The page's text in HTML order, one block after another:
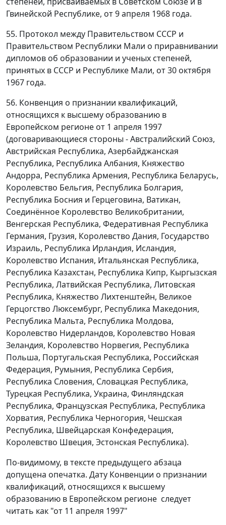
Гвинейской Республике, от 9 апреля 1968 года.
55. Протокол между Правительством СССР и
Правительством Республики Мали о приравнивании
дипломов об образовании и ученых степеней,
принятых в СССР и Республике Мали, от 30 октября
1967 года.
56. Конвенция о признании квалификаций,
относящихся к высшему образованию в
Европейском регионе от 1 апреля 1997
(договаривающиеся стороны - Австралийский Союз,
Австрийская Республика, Азербайджанская
Республика, Республика Албания, Княжество
Андорра, Республика Армения, Республика Беларусь,
Королевство Бельгия, Республика Болгария,
Республика Босния и Герцеговина, Ватикан,
Соединённое Королевство Великобритании,
Венгерская Республика, Федеративная Республика
Германия, Грузия, Королевство Дания, Государство
Израиль, Республика Ирландия, Исландия,
Королевство Испания, Итальянская Республика,
Республика Казахстан, Республика Кипр, Кыргызская
Республика, Латвийская Республика, Литовская
Республика, Княжество Лихтенштейн, Великое
Герцогство Люксембург, Республика Македония,
Республика Мальта, Республика Молдова,
Королевство Нидерландов, Королевство Новая
Зеландия, Королевство Норвегия, Республика
Польша, Португальская Республика, Российская
Федерация, Румыния, Республика Сербия,
Республика Словения, Словацкая Республика,
Турецкая Республика, Украина, Финляндская
Республика, Французская Республика, Республика
Хорватия, Республика Черногория, Чешская
Республика, Швейцарская Конфедерация,
Королевство Швеция, Эстонская Республика).
По-видимому, в тексте предыдущего абзаца
допущена опечатка. Дату Конвенции о признании
квалификаций, относящихся к высшему
образованию в Европейском регионе следует
читать как "от 11 апреля 1997"